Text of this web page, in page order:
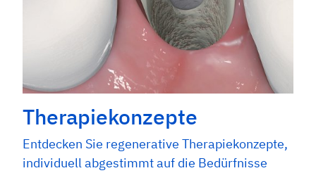
Therapiekonzepte
Entdecken Sie regenerative Therapiekonzepte,
individuell abgestimmt auf die Bedürfnisse